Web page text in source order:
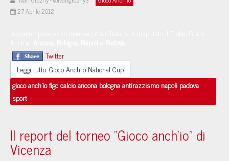
27 Aprile 2012
Twitter
Leggi tutto: Gioco Anch’io National Cup
gioco anch'io figc calcio ancona bologna antirazzismo napoli padova
sport
Il report del torneo "Gioco anch'io" di
Vicenza